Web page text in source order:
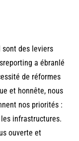
des leviers
a ébranlé
de réformes
et honnête, nous
nos priorités :
infrastructures.
ouverte et